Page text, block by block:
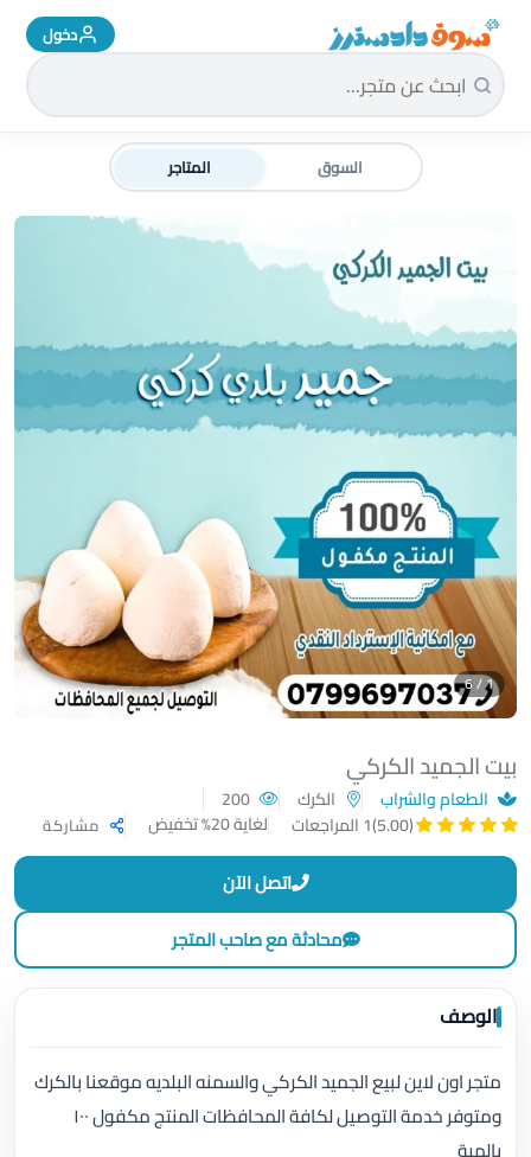
سوق دادسترز الرئيسية دخول
السوق المتاجر
بيت الجميد الكركي
الطعام والشراب الكرك
(5.00)
1 المراجعات لغاية 20% تخفيض مشاركة
1 / 6
اتصل الآن
محادثة مع صاحب المتجر
الوصف
متجر اون لاين لبيع الجميد الكركي والسمنه البلديه موقعنا بالكرك
ومتوفر خدمة التوصيل لكافة المحافظات المنتج مكفول ١٠٠